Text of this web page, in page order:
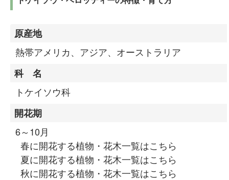
原産地
熱帯アメリカ、アジア、オーストラリア
科 名
トケイソウ科
開花期
6～10月
春に開花する植物・花木一覧はこちら
夏に開花する植物・花木一覧はこちら
秋に開花する植物・花木一覧はこちら